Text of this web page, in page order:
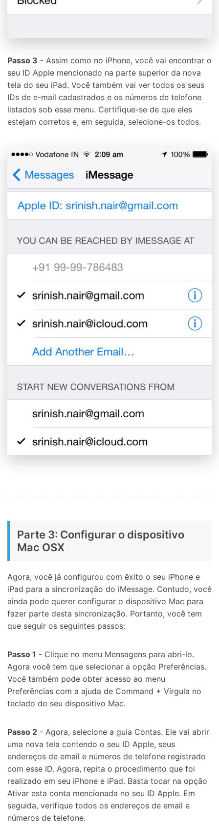
Passo 3 - Assim como no iPhone, você vai encontrar o
seu ID Apple mencionado na parte superior da nova
tela do seu iPad. Você também vai ver todos os seus
IDs de e-mail cadastrados e os números de telefone
listados sob esse menu. Certifique-se de que eles
estejam corretos e, em seguida, selecione-os todos.
Parte 3: Configurar o dispositivo
Mac OSX
Agora, você já configurou com êxito o seu iPhone e
iPad para a sincronização do iMessage. Contudo, você
ainda pode querer configurar o dispositivo Mac para
fazer parte desta sincronização. Portanto, você tem
que seguir os seguintes passos:
Passo 1 - Clique no menu Mensagens para abri-lo.
Agora você tem que selecionar a opção Preferências.
Você também pode obter acesso ao menu
Preferências com a ajuda de Command + Vírgula no
teclado do seu dispositivo Mac.
Passo 2 - Agora, selecione a guia Contas. Ele vai abrir
uma nova tela contendo o seu ID Apple, seus
endereços de email e números de telefone registrado
com esse ID. Agora, repita o procedimento que foi
realizado em seu iPhone e iPad. Basta tocar na opção
Ativar esta conta mencionada no seu ID Apple. Em
seguida, verifique todos os endereços de email e
números de telefone.